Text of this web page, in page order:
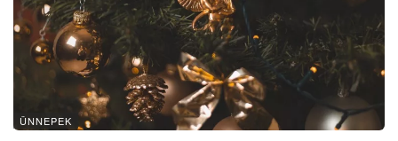
ÜNNEPEK